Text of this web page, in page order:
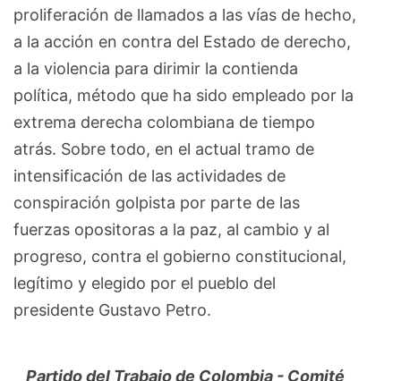
proliferación de llamados a las vías de hecho,
a la acción en contra del Estado de derecho,
a la violencia para dirimir la contienda
política, método que ha sido empleado por la
extrema derecha colombiana de tiempo
atrás. Sobre todo, en el actual tramo de
intensificación de las actividades de
conspiración golpista por parte de las
fuerzas opositoras a la paz, al cambio y al
progreso, contra el gobierno constitucional,
legítimo y elegido por el pueblo del
presidente Gustavo Petro.
Partido del Trabajo de Colombia - Comité